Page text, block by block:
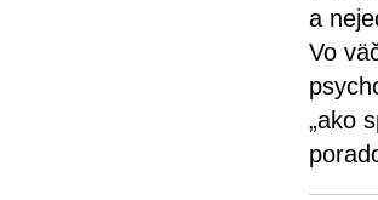
a
Vo
„ako